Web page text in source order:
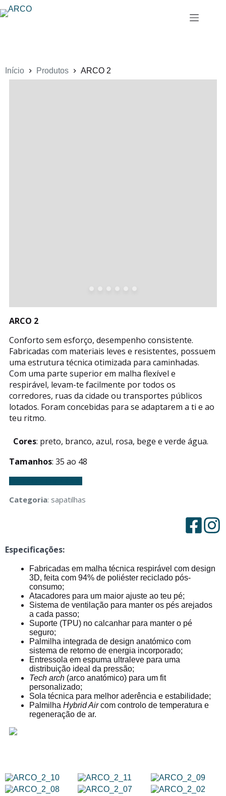
Pular
para
Início Produtos ARCO 2
ARCO 2
Conforto sem esforço, desempenho consistente.
Fabricadas com materiais leves e resistentes, possuem
uma estrutura técnica otimizada para caminhadas.
Com uma parte superior em malha flexível e
respirável, levam-te facilmente por todos os
corredores, ruas da cidade ou transportes públicos
lotados. Foram concebidas para se adaptarem a ti e ao
teu ritmo.
Cores: preto, branco, azul, rosa, bege e verde água.
Tamanhos: 35 ao 48
Categoria: sapatilhas
Especificações:
Fabricadas em malha técnica respirável com design
3D, feita com 94% de poliéster reciclado pós-
consumo;
Atacadores para um maior ajuste ao teu pé;
Sistema de ventilação para manter os pés arejados
a cada passo;
Suporte (TPU) no calcanhar para manter o pé
seguro;
Palmilha integrada de design anatómico com
sistema de retorno de energia incorporado;
Entressola em espuma ultraleve para uma
distribuição ideal da pressão;
Tech arch (arco anatómico) para um fit
personalizado;
Sola técnica para melhor aderência e estabilidade;
Palmilha Hybrid Aircom controlo de temperatura e
regeneração de ar.